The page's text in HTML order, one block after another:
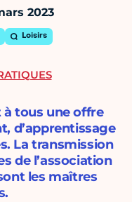
2023
Loisirs
à tous une offre
d’apprentissage
La transmission
de l’association
les maîtres